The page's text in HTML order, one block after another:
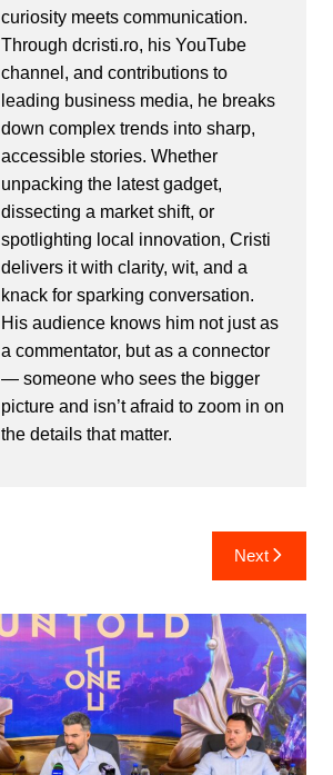
curiosity meets communication.
Through dcristi.ro, his YouTube
channel, and contributions to
leading business media, he breaks
down complex trends into sharp,
accessible stories. Whether
unpacking the latest gadget,
dissecting a market shift, or
spotlighting local innovation, Cristi
delivers it with clarity, wit, and a
knack for sparking conversation.
His audience knows him not just as
a commentator, but as a connector
— someone who sees the bigger
picture and isn’t afraid to zoom in on
the details that matter.
Next